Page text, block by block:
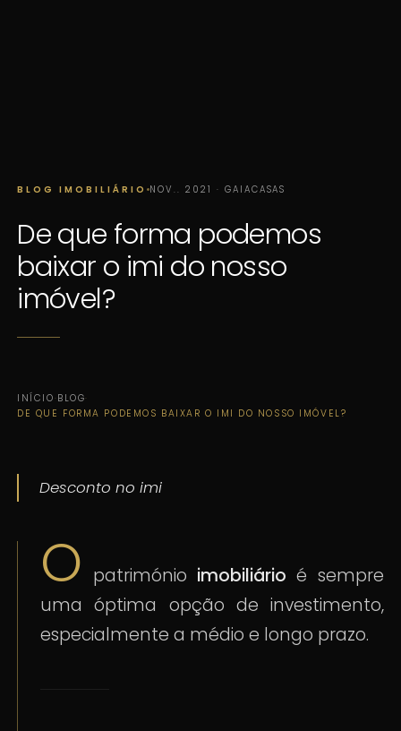
BLOG IMOBILIÁRIO NOV.. 2021 · GAIACASAS
De que forma podemos
baixar o imi do nosso
imóvel?
INÍCIO·BLOG·
DE QUE FORMA PODEMOS BAIXAR O IMI DO NOSSO IMÓVEL?
Desconto no imi
O património imobiliário é sempre
uma óptima opção de investimento,
especialmente a médio e longo prazo.